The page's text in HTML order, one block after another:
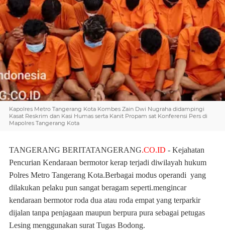
Kapolres Metro Tangerang Kota Kombes Zain Dwi Nugraha didampingi
Kasat Reskrim dan Kasi Humas serta Kanit Propam sat Konferensi Pers di
Mapolres Tangerang Kota
TANGERANG BERITATANGERANG.CO.ID - Kejahatan
Pencurian Kendaraan bermotor kerap terjadi diwilayah hukum
Polres Metro Tangerang Kota.Berbagai modus operandi yang
dilakukan pelaku pun sangat beragam seperti.mengincar
kendaraan bermotor roda dua atau roda empat yang terparkir
dijalan tanpa penjagaan maupun berpura pura sebagai petugas
Lesing menggunakan surat Tugas Bodong.